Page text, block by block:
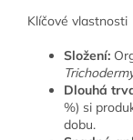
Klíčové vlastnosti
Složení:
Dlouhá
%) si
dobu.